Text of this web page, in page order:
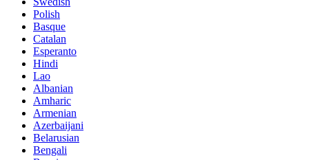
Polish
Basque
Catalan
Esperanto
Hindi
Lao
Albanian
Amharic
Armenian
Azerbaijani
Belarusian
Bengali